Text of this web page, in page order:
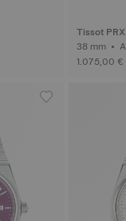
Tissot PRX
38 mm • Automatisch • Damascu
s steel
1.075,00 €